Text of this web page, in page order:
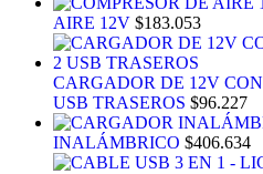
AIRE 12V $183.053
CARGADOR DE 12V
USB TRASEROS $96.227
INALÁMBRICO $406.634